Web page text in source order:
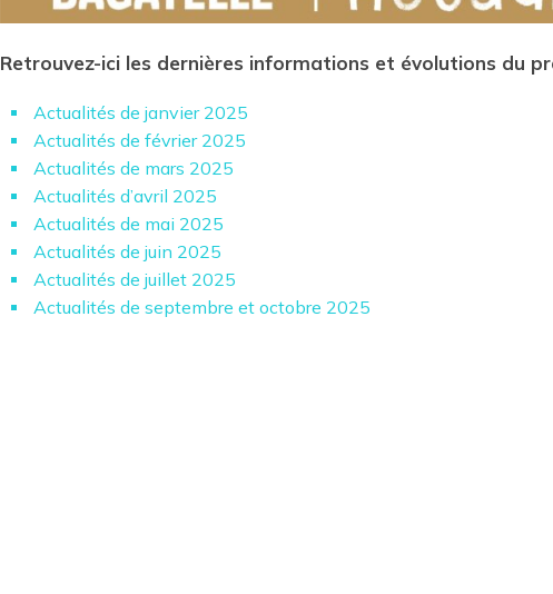
Retrouvez-ici les dernières informations et évolutions du
Actualités de janvier 2025
Actualités de février 2025
Actualités de mars 2025
Actualités d’avril 2025
Actualités de mai 2025
Actualités de juin 2025
Actualités de juillet 2025
Actualités de septembre et octobre 2025